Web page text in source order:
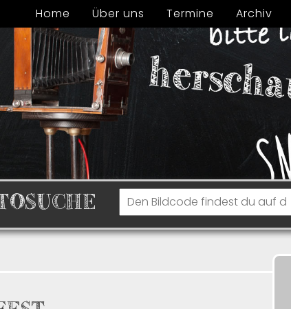
Home Über uns Termine Archiv